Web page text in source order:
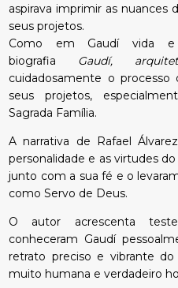
aspirava imprimir as nuances
seus projetos.
Como em Gaudí vida e
biografia Gaudí,
cuidadosamente o
seus projetos,
Sagrada Família.
A narrativa de Rafael
personalidade e as virtudes
junto com a sua fé e o
como Servo de Deus.
O autor acrescenta
conheceram Gaudí
retrato preciso e vibrante
muito humana e verdadeiro